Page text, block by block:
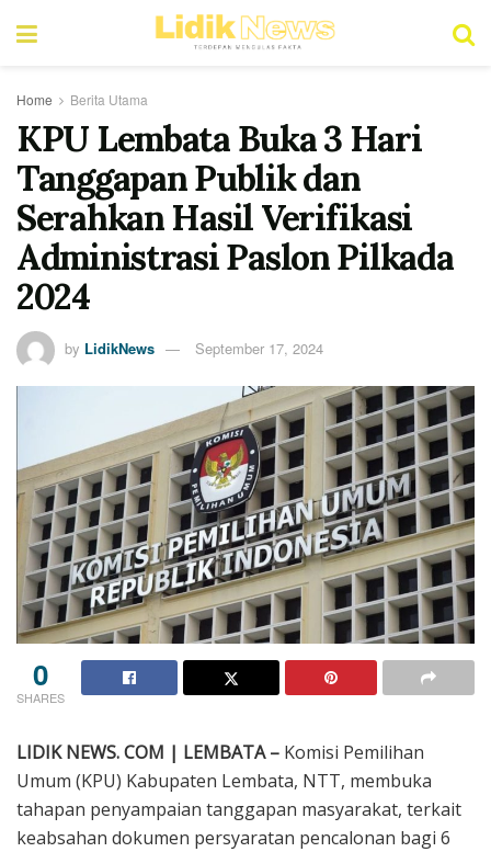
Home Berita Utama
KPU Lembata Buka 3 Hari
Tanggapan Publik dan
Serahkan Hasil Verifikasi
Administrasi Paslon Pilkada
2024
by LidikNews September 17, 2024
0
SHARES
LIDIK NEWS. COM | LEMBATA – Komisi Pemilihan
Umum (KPU) Kabupaten Lembata, NTT, membuka
tahapan penyampaian tanggapan masyarakat, terkait
keabsahan dokumen persyaratan pencalonan bagi 6